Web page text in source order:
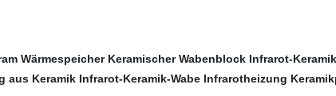
Wärmespeicher Keramischer Wabenblock Infrarot-
aus Keramik Infrarot-Keramik-Wabe Infrarotheizung